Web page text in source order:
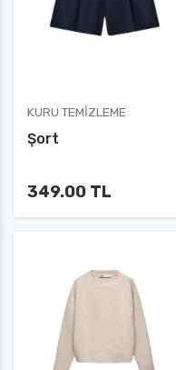
KURU TEMIZLEME
Şort
349.00 TL